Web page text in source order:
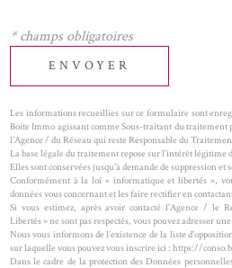
* champs obligatoires
ENVOYER
Les informations recueillies sur ce formulaire sont
Boite Immo agissant comme Sous-traitant du traitement
l'Agence / du Réseau qui reste Responsable du
La base légale du traitement repose sur l’intérêt légitime
Elles sont conservées jusqu'à demande de suppression et
Conformément à la loi « informatique et libertés »,
données vous concernant et les faire rectifier en
Si vous estimez, après avoir contacté l'Agence / le
Libertés » ne sont pas respectés, vous pouvez adresser
Nous vous informons de l’existence de la liste
sur laquelle vous pouvez vous inscrire ici : https://
Dans le cadre de la protection des Données